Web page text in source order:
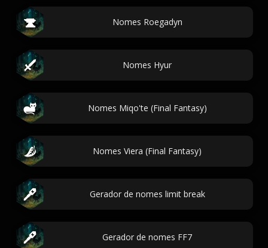
Nomes Roegadyn
Nomes Hyur
Nomes Miqo'te (Final Fantasy)
Nomes Viera (Final Fantasy)
Gerador de nomes limit break
Gerador de nomes FF7